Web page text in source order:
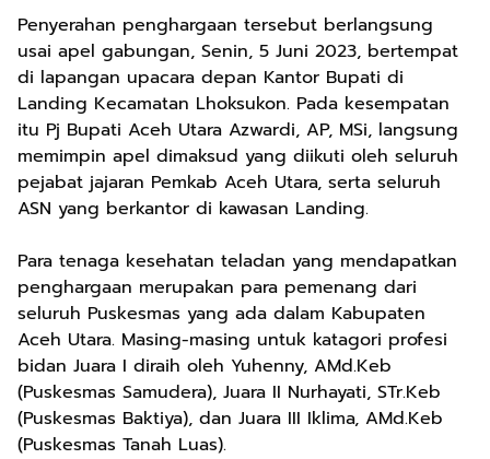
Penyerahan penghargaan tersebut berlangsung
usai apel gabungan, Senin, 5 Juni 2023, bertempat
di lapangan upacara depan Kantor Bupati di
Landing Kecamatan Lhoksukon. Pada kesempatan
itu Pj Bupati Aceh Utara Azwardi, AP, MSi, langsung
memimpin apel dimaksud yang diikuti oleh seluruh
pejabat jajaran Pemkab Aceh Utara, serta seluruh
ASN yang berkantor di kawasan Landing.
Para tenaga kesehatan teladan yang mendapatkan
penghargaan merupakan para pemenang dari
seluruh Puskesmas yang ada dalam Kabupaten
Aceh Utara. Masing-masing untuk katagori profesi
bidan Juara I diraih oleh Yuhenny, AMd.Keb
(Puskesmas Samudera), Juara II Nurhayati, STr.Keb
(Puskesmas Baktiya), dan Juara III Iklima, AMd.Keb
(Puskesmas Tanah Luas).